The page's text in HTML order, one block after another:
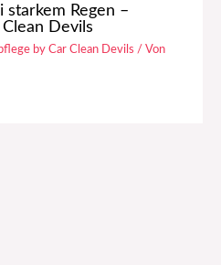
starkem Regen –
Devils
by Car Clean Devils / Von